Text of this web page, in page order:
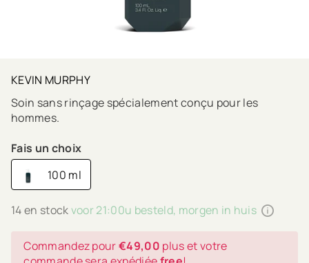
KEVIN MURPHY
Soin sans rinçage spécialement conçu pour les
hommes.
Fais un choix
100 ml
14 en stockvoor 21:00u besteld, morgen in huis
Commandez pour€49,00 plus et votre